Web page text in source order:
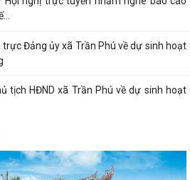
Đảng ủy xã Trần Phú về dự sinh hoạt
tịch HĐND xã Trần Phú về dự sinh hoạt
chí Chủ tịch UBND xã (05/8/2026)
xã Trần Phú từ ngày 03/8/2026 đến